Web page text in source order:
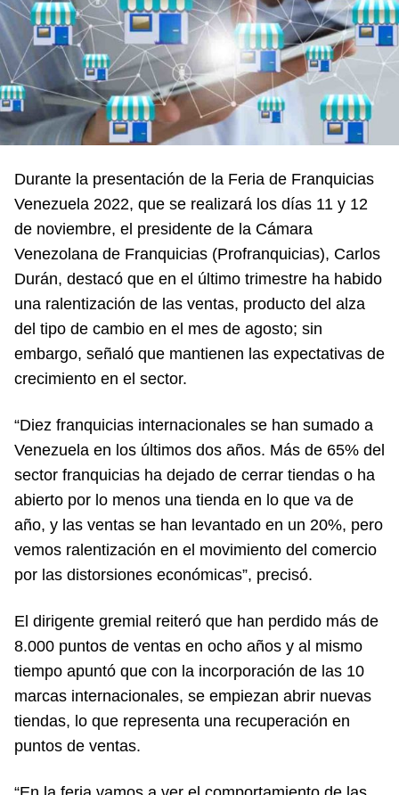
Durante la presentación de la Feria de Franquicias
Venezuela 2022, que se realizará los días 11 y 12
de noviembre, el presidente de la Cámara
Venezolana de Franquicias (Profranquicias), Carlos
Durán, destacó que en el último trimestre ha habido
una ralentización de las ventas, producto del alza
del tipo de cambio en el mes de agosto; sin
embargo, señaló que mantienen las expectativas de
crecimiento en el sector.
“Diez franquicias internacionales se han sumado a
Venezuela en los últimos dos años. Más de 65% del
sector franquicias ha dejado de cerrar tiendas o ha
abierto por lo menos una tienda en lo que va de
año, y las ventas se han levantado en un 20%, pero
vemos ralentización en el movimiento del comercio
por las distorsiones económicas”, precisó.
El dirigente gremial reiteró que han perdido más de
8.000 puntos de ventas en ocho años y al mismo
tiempo apuntó que con la incorporación de las 10
marcas internacionales, se empiezan abrir nuevas
tiendas, lo que representa una recuperación en
puntos de ventas.